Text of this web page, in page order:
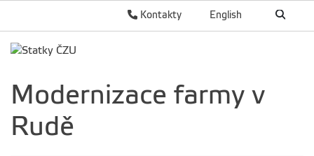
English
Kontakty
Modernizace farmy v
Rudě